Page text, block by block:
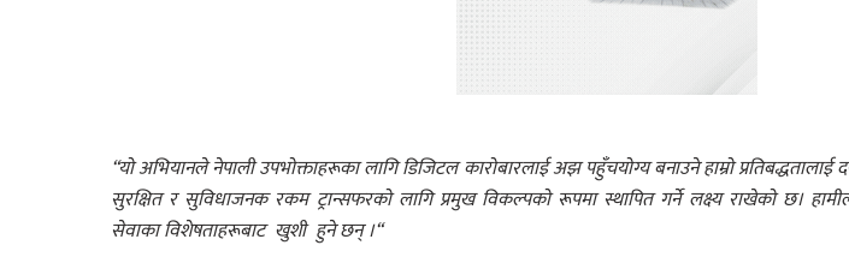
“योअभियानलेनेपालीउपभोक्ताहरूकालागिडिजिटल कारोबारलाईअझ पहुँचयोग्यबनाउनेहाम्रोप्रतिबद्धतालाई
सुरक्षित र सुविधाजनक रकम ट्रान्सफरको लागि प्रमुख विकल्पको रूपमा स्थापित गर्नेलक्ष्य राखेको छ।
सेवाकाविशेषताहरूबाट खुशी हुनेछन् ।“